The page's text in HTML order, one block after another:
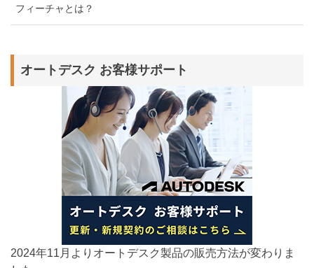
フィーチャとは？
オートデスク お客様サポート
2024年11月よりオートデスク製品の販売方法が変わりま